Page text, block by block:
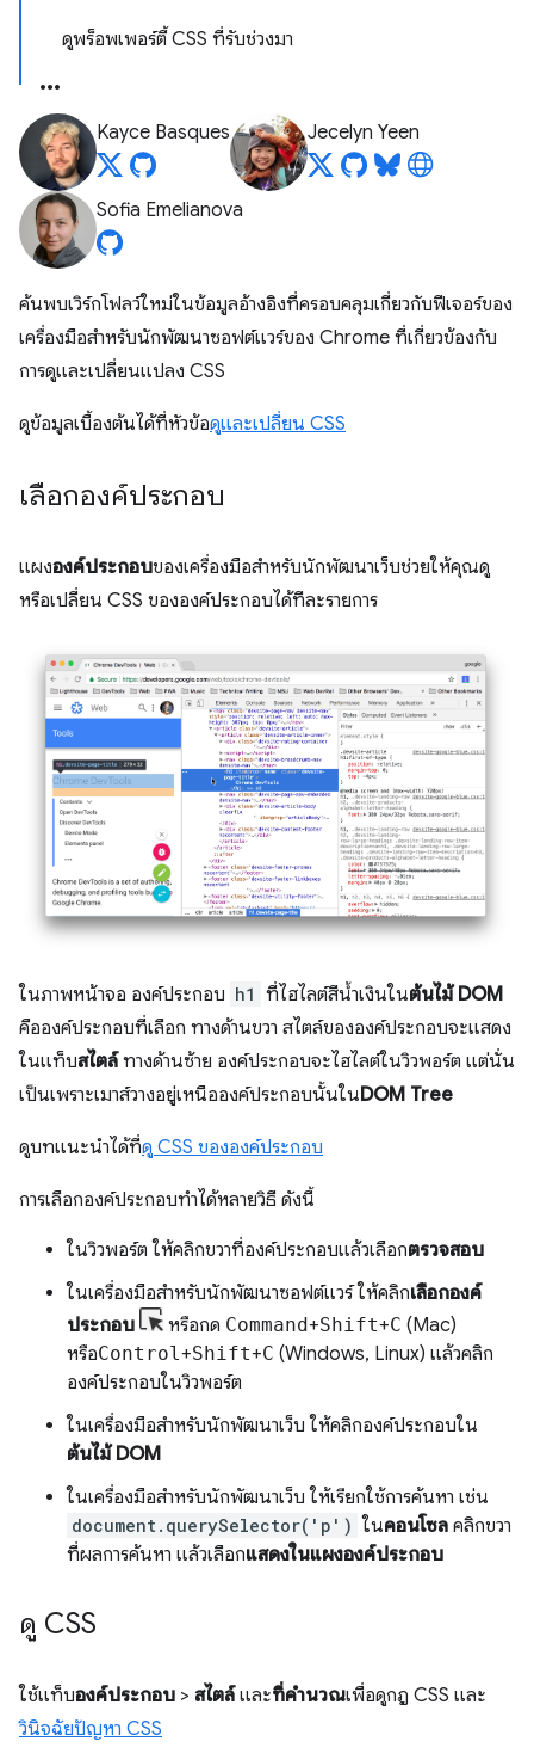
ดูพร็อพเพอร์ตี้ CSS ที่รับช่วงมา
Kayce Basques Jecelyn Yeen
Sofia Emelianova
ค้นพบเวิร์กโฟลว์ใหม่ในข้อมูลอ้างอิงที่ครอบคลุมเกี่ยวกับฟีเจอร์ของ
เครื่องมือสำหรับนักพัฒนาซอฟต์แวร์ของ Chrome ที่เกี่ยวข้องกับ
การดูและเปลี่ยนแปลง CSS
ดูข้อมูลเบื้องต้นได้ที่หัวข้อดูและเปลี่ยน CSS
เลือกองค์ประกอบ
แผงองค์ประกอบของเครื่องมือสำหรับนักพัฒนาเว็บช่วยให้คุณดู
หรือเปลี่ยน CSS ขององค์ประกอบได้ทีละรายการ
ในภาพหน้าจอ องค์ประกอบ h1 ที่ไฮไลต์สีน้ำเงินในต้นไม้ DOM
คือองค์ประกอบที่เลือก ทางด้านขวา สไตล์ขององค์ประกอบจะแสดง
ในแท็บสไตล์ทางด้านซ้าย องค์ประกอบจะไฮไลต์ในวิวพอร์ต แต่นั่น
เป็นเพราะเมาส์วางอยู่เหนือองค์ประกอบนั้นในDOM Tree
ดูบทแนะนำได้ที่ดู CSS ขององค์ประกอบ
การเลือกองค์ประกอบทำได้หลายวิธี ดังนี้
ในวิวพอร์ต ให้คลิกขวาที่องค์ประกอบแล้วเลือกตรวจสอบ
ในเครื่องมือสำหรับนักพัฒนาซอฟต์แวร์ ให้คลิกเลือกองค์
ประกอบ
หรือกด Command+Shift+C (Mac)
หรือControl+Shift+C (Windows, Linux) แล้วคลิก
องค์ประกอบในวิวพอร์ต
ในเครื่องมือสําหรับนักพัฒนาเว็บ ให้คลิกองค์ประกอบใน
ต้นไม้ DOM
ในเครื่องมือสำหรับนักพัฒนาเว็บ ให้เรียกใช้การค้นหา เช่น
document.querySelector('p') ในคอนโซล คลิกขวา
ที่ผลการค้นหา แล้วเลือกแสดงในแผงองค์ประกอบ
ดู CSS
ใช้แท็บองค์ประกอบ > สไตล์และที่คำนวณเพื่อดูกฎ CSS และ
วินิจฉัยปัญหา CSS